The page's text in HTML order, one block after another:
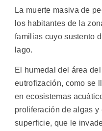
La muerte masiva de
los habitantes de la
familias cuyo sustento
lago.
El humedal del área
eutrofización, como se
en ecosistemas
proliferación de algas y
superficie, que le